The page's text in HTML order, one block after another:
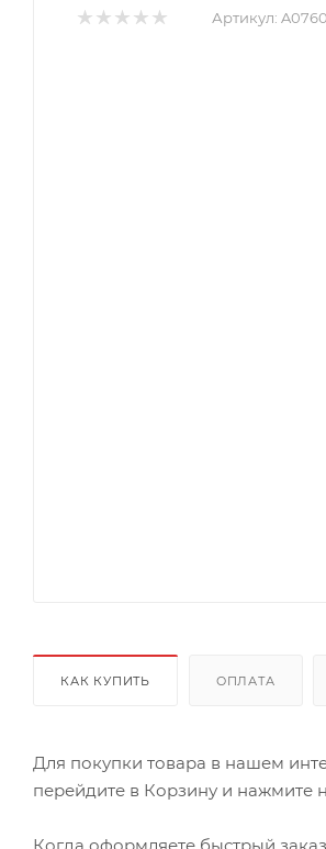
Артикул:
КАК КУПИТЬ ОПЛАТА
Для покупки товара в нашем
перейдите в Корзину и нажмите